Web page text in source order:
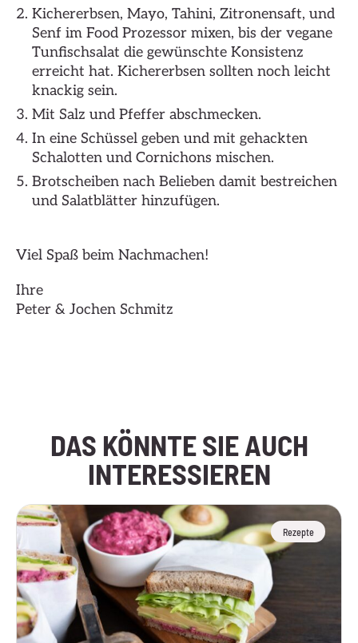
Kichererbsen, Mayo, Tahini, Zitronensaft, und
Senf im Food Prozessor mixen, bis der vegane
Tunfischsalat die gewünschte Konsistenz
erreicht hat. Kichererbsen sollten noch leicht
knackig sein.
Mit Salz und Pfeffer abschmecken.
In eine Schüssel geben und mit gehackten
Schalotten und Cornichons mischen.
Brotscheiben nach Belieben damit bestreichen
und Salatblätter hinzufügen.
Viel Spaß beim Nachmachen!
Ihre
Peter & Jochen Schmitz
DAS KÖNNTE SIE AUCH
INTERESSIEREN
Rezepte